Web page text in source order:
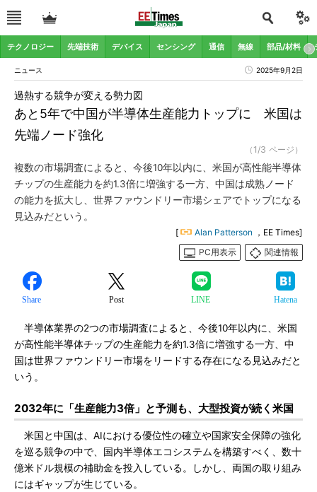
テクノロジー 先端技術 デバイス センシング 通信 無線 部品/材料
ニュース 2025年9月2日
あと5年で中国が半導体生産能力トップに 米国は
先端ノード強化
過熱する競争が変える勢力図
（1/3 ページ）
複数の市場調査によると、今後10年以内に、米国が高性能半導体
チップの生産能力を約1.3倍に増強する一方、中国は成熟ノード
の能力を拡大し、世界ファウンドリー市場シェアでトップになる
見込みだという。
[ Alan Patterson ，EE Times]
PC用表示
関連情報
Share Post LINE Hatena
半導体業界の2つの市場調査によると、今後10年以内に、米国
が高性能半導体チップの生産能力を約1.3倍に増強する一方、中
国は世界ファウンドリー市場をリードする存在になる見込みだと
いう。
2032年に「生産能力3倍」と予測も、大型投資が続く米国
米国と中国は、AIにおける優位性の確立や国家安全保障の強化
を巡る競争の中で、国内半導体エコシステムを構築すべく、数十
億米ドル規模の補助金を投入している。しかし、両国の取り組み
にはギャップが生じている。